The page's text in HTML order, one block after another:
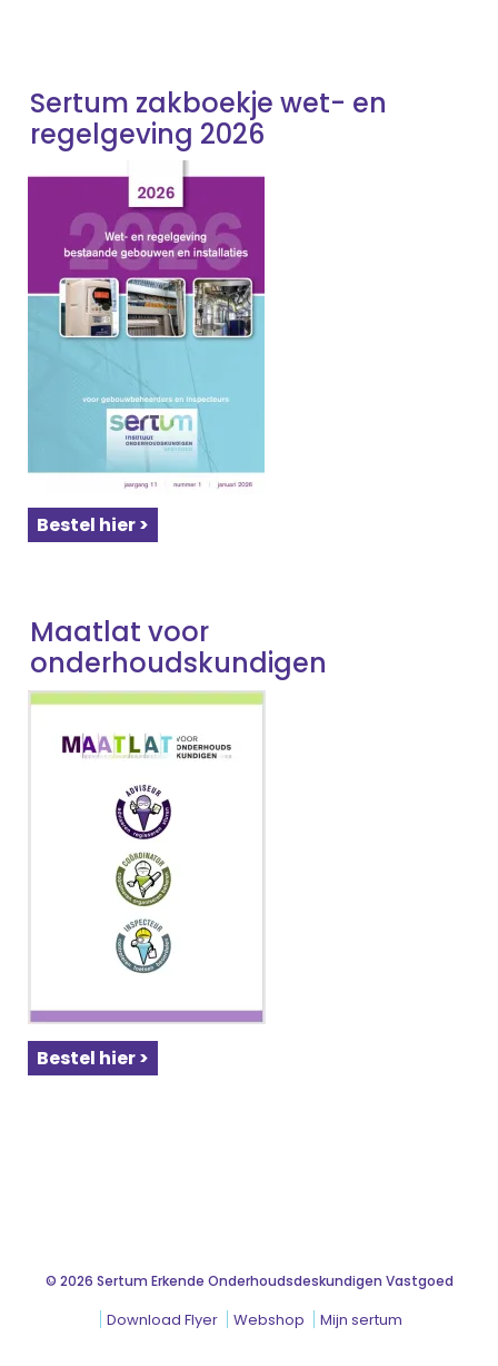
Sertum zakboekje wet- en
regelgeving 2026
Bestel hier >
Maatlat voor
onderhoudskundigen
Bestel hier >
© 2026 Sertum Erkende Onderhoudsdeskundigen Vastgoed
Download Flyer Webshop Mijn sertum